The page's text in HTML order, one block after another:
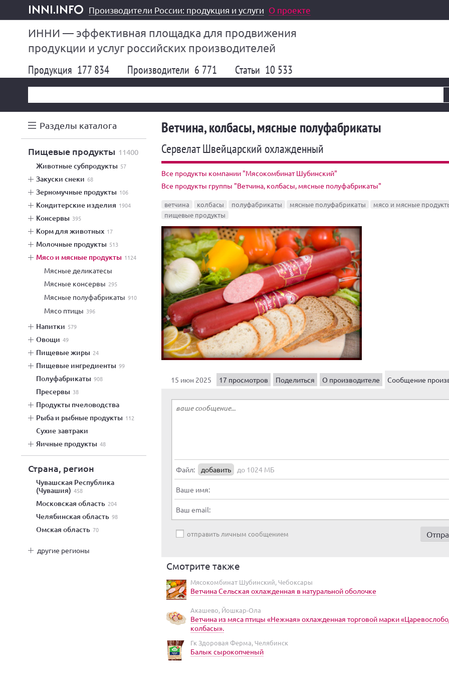
inni.info
Производители России: продукция и услуги О проекте
ИННИ — эффективная площадка для продвижения
продукции и услуг российских производителей
Продукция 177 834 Производители 6 771 Статьи 10 533
Разделы каталога
пищевые продукты 11400
животные субпродукты 57
закуски снеки 68
зерномучные продукты 106
кондитерские изделия 1904
консервы 395
корм для животных 17
молочные продукты 513
мясо и мясные продукты 1124
мясные деликатесы
Мясные консервы 295
мясные полуфабрикаты 910
мясо птицы 396
напитки 579
овощи 49
пищевые жиры 24
пищевые ингредиенты 99
полуфабрикаты 908
пресервы 38
продукты пчеловодства
рыба и рыбные продукты 112
сухие завтраки
яичные продукты 48
Страна, регион
Чувашская Республика
(Чувашия) 458
Московская область 204
Челябинская область 98
Омская область 70
другие регионы
Ветчина, колбасы, мясные полуфабрикаты
Сервелат Швейцарский охлажденный
Все продукты компании "Мясокомбинат Шубинский"
Все продукты группы "Ветчина, колбасы, мясные полуфабрикаты"
ветчина колбасы полуфабрикаты мясные полуфабрикаты
мясо и мясные
пищевые продукты
15 июн 2025 17 просмотров Поделиться О производителе Сообщение
Файл: добавить до 1024 МБ
Ваше имя:
Ваш email:
отправить личным сообщением
Смотрите также
Мясокомбинат Шубинский, Чебоксары
Ветчина Сельская охлажденная в натуральной оболочке
Акашево, Йошкар-Ола
Ветчина из мяса птицы «Нежная» охлажденная торговой марки
колбасы».
Гк Здоровая Ферма, Челябинск
Балык сырокопченый